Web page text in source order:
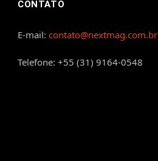
CONTATO
E-mail: contato@nextmag.com.br
Telefone: +55 (31) 9164-0548